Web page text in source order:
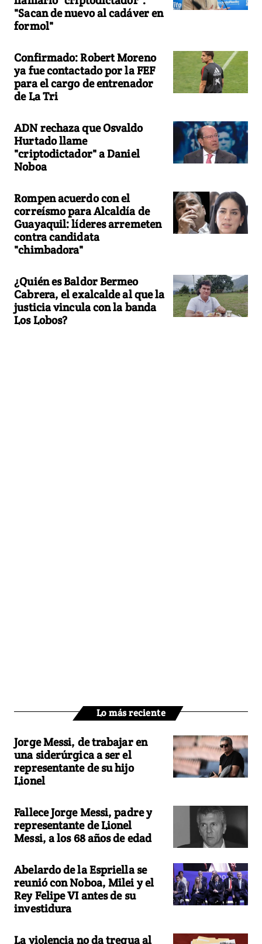
"Sacan de nuevo al cadáver en
formol"
Confirmado: Robert Moreno
ya fue contactado por la FEF
para el cargo de entrenador
de La Tri
ADN rechaza que Osvaldo
Hurtado llame
"criptodictador" a Daniel
Noboa
Rompen acuerdo con el
correísmo para Alcaldía de
Guayaquil: líderes arremeten
contra candidata
"chimbadora"
¿Quién es Baldor Bermeo
Cabrera, el exalcalde al que la
justicia vincula con la banda
Los Lobos?
Lo más reciente
Jorge Messi, de trabajar en
una siderúrgica a ser el
representante de su hijo
Lionel
Fallece Jorge Messi, padre y
representante de Lionel
Messi, a los 68 años de edad
Abelardo de la Espriella se
reunió con Noboa, Milei y el
Rey Felipe VI antes de su
investidura
La violencia no da tregua al